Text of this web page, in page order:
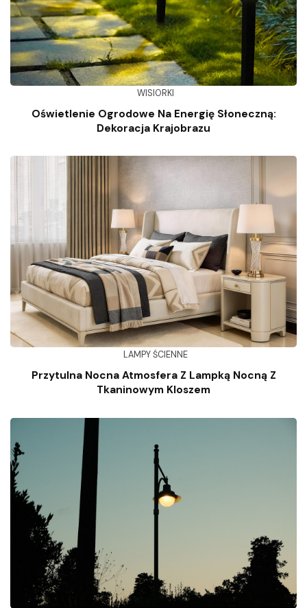
WISIORKI
Oświetlenie Ogrodowe Na Energię Słoneczną:
Dekoracja Krajobrazu
LAMPY ŚCIENNE
Przytulna Nocna Atmosfera Z Lampką Nocną Z
Tkaninowym Kloszem